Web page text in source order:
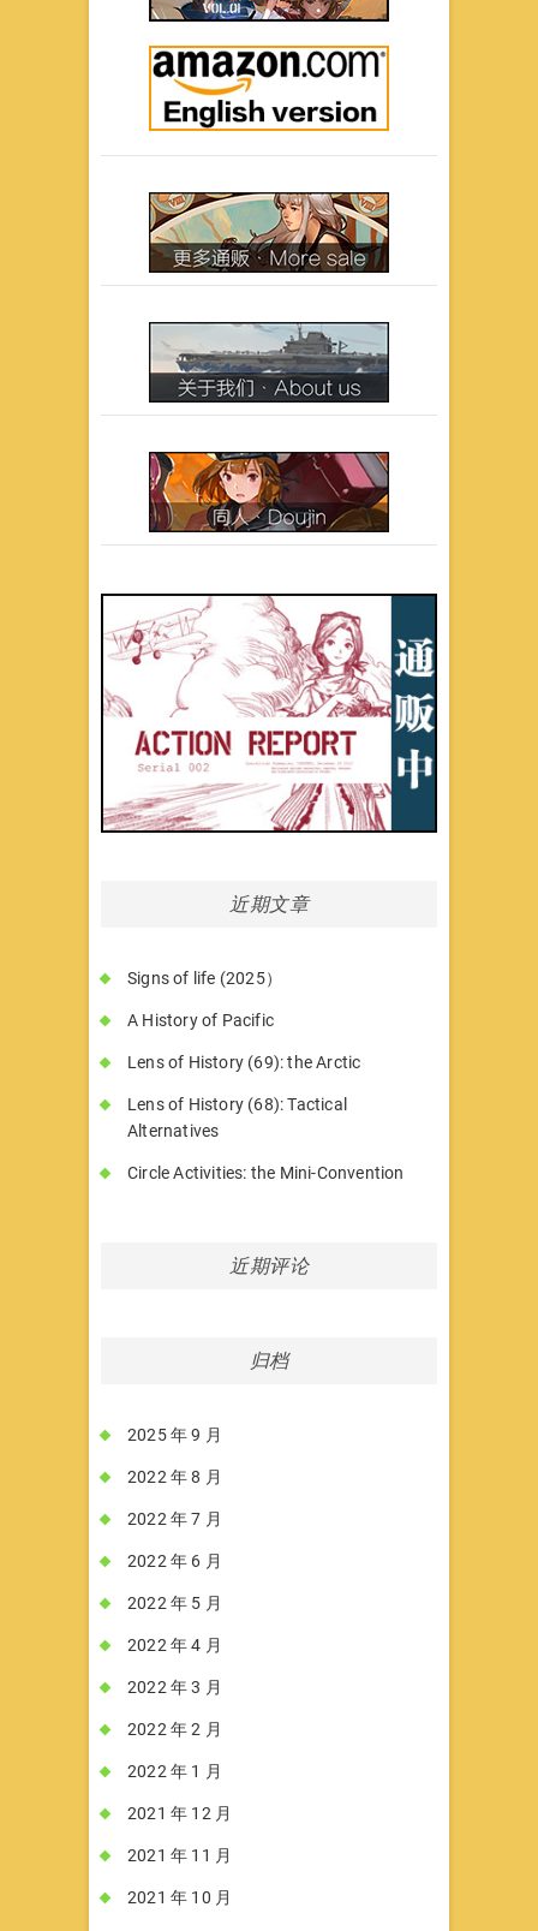
近期文章
Signs of life (2025）
A History of Pacific
Lens of History (69): the Arctic
Lens of History (68): Tactical
Alternatives
Circle Activities: the Mini-Convention
近期评论
归档
2025 年 9 月
2022 年 8 月
2022 年 7 月
2022 年 6 月
2022 年 5 月
2022 年 4 月
2022 年 3 月
2022 年 2 月
2022 年 1 月
2021 年 12 月
2021 年 11 月
2021 年 10 月